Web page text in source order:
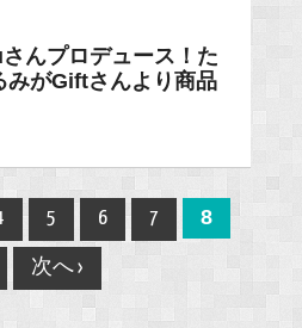
んプロデュース！た
みがGiftさんより商品
5 6 7 8
次へ ›